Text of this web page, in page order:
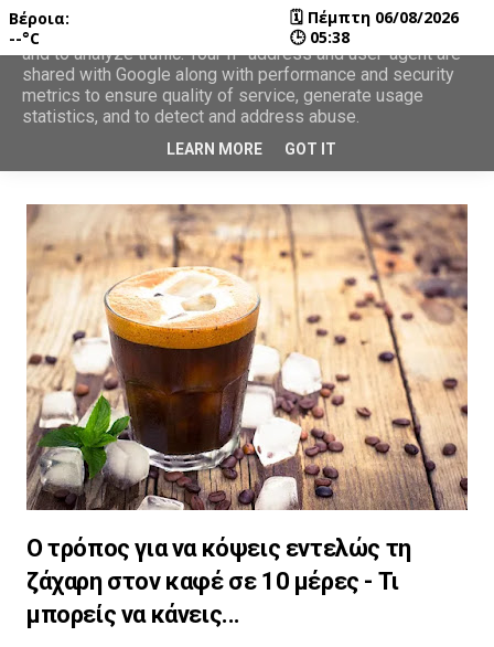
Ο τρόπος για να κόψεις εντελώς τη
ζάχαρη στον καφέ σε 10 μέρες - Τι
μπορείς να κάνεις...
Βέροια:
--°C
🗓 Πέμπτη 06/08/2026
🕒 05:38
This site uses cookies from Google to deliver its services
and to analyze traffic. Your IP address and user-agent are
shared with Google along with performance and security
metrics to ensure quality of service, generate usage
statistics, and to detect and address abuse.
LEARN MORE GOT IT